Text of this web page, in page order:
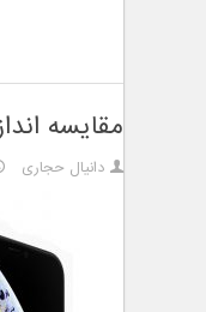
مقایسه اندازه آیفون
دانیال حجاری